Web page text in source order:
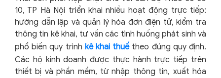
10, TP Hà Nội triển khai nhiều hoạt động trực tiếp:
hướng dẫn lập và quản lý hóa đơn điện tử, kiểm tra
thông tin kê khai, tư vấn các tình huống phát sinh và
phổ biến quy trình kê khai thuếtheo đúng quy định.
Các hộ kinh doanh được thực hành trực tiếp trên
thiết bị và phần mềm, từ nhập thông tin, xuất hóa